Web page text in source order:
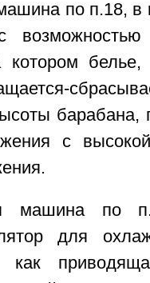
по п.18, в
котором
барабана,
с
машина по
для
как